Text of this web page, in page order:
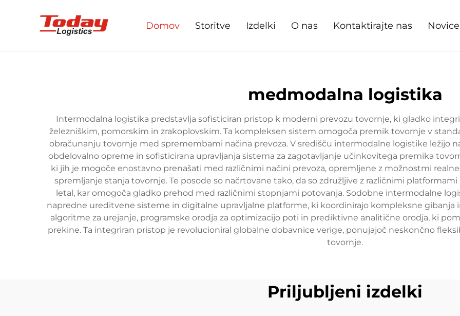
Domov Storitve Izdelki O nas Kontaktirajte nas Novice
medmodalna logistika
Intermodalna logistika predstavlja sofisticiran pristop k moderni prevozu tovornje, ki gladko
železniškim, pomorskim in zrakoplovskim. Ta kompleksen sistem omogoča premik tovornje v
obračunanju tovornje med spremembami načina prevoza. V središču intermodalne logistike ležijo
obdelovalno opreme in sofisticirana upravljanja sistema za zagotavljanje učinkovitega premika
ki jih je mogoče enostavno prenašati med različnimi načini prevoza, opremljene z možnostmi
spremljanje stanja tovornje. Te posode so načrtovane tako, da so združljive z različnimi
letal, kar omogoča gladko prehod med različnimi stopnjami potovanja. Sodobne intermodalne
napredne ureditvene sisteme in digitalne upravljalne platforme, ki koordinirajo kompleksne gibanja
algoritme za urejanje, programske orodja za optimizacijo poti in prediktivne analitične orodja, ki
prekine. Ta integriran pristop je revolucioniral globalne dobavnice verige, ponujajoč neskončno
tovornje.
Priljubljeni izdelki